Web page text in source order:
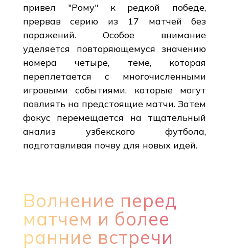
привел "Рому" к редкой победе,
прервав серию из 17 матчей без
поражений. Особое внимание
уделяется повторяющемуся значению
номера четыре, теме, которая
переплетается с многочисленными
игровыми событиями, которые могут
повлиять на предстоящие матчи. Затем
фокус перемещается на тщательный
анализ узбекского футбола,
подготавливая почву для новых идей.
Волнение перед
матчем и более
ранние встречи